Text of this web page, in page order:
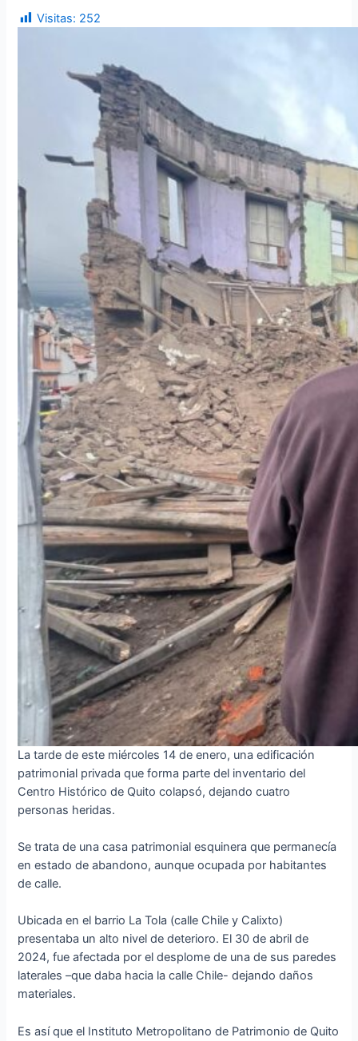
Visitas: 252
La tarde de este miércoles 14 de enero, una edificación
patrimonial privada que forma parte del inventario del
Centro Histórico de Quito colapsó, dejando cuatro
personas heridas.
Se trata de una casa patrimonial esquinera que permanecía
en estado de abandono, aunque ocupada por habitantes
de calle.
Ubicada en el barrio La Tola (calle Chile y Calixto)
presentaba un alto nivel de deterioro. El 30 de abril de
2024, fue afectada por el desplome de una de sus paredes
laterales –que daba hacia la calle Chile- dejando daños
materiales.
Es así que el Instituto Metropolitano de Patrimonio de Quito